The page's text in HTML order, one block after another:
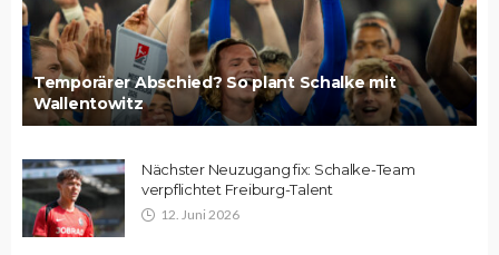
Temporärer Abschied? So plant Schalke mit
Wallentowitz
Nächster Neuzugang fix: Schalke-Team
verpflichtet Freiburg-Talent
12. Juni 2026